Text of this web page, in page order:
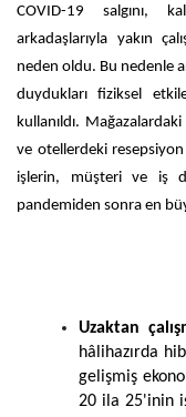
COVID-19 salgını,
arkadaşlarıyla yakın
neden oldu. Bu nedenle
duydukları fiziksel
kullanıldı.
ve otellerdeki resepsiyon
işlerin, müşteri ve iş
pandemiden sonra en
Uzaktan
hâlihazırda
gelişmiş
20 ila 25'inin